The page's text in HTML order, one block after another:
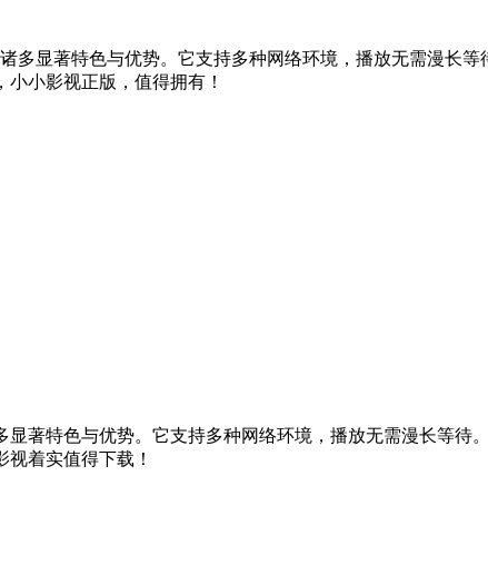
多显著特色与优势。它支持多种网络环境，播放无需漫长
小影视正版，值得拥有！
著特色与优势。它支持多种网络环境，播放无需漫长等
着实值得下载！